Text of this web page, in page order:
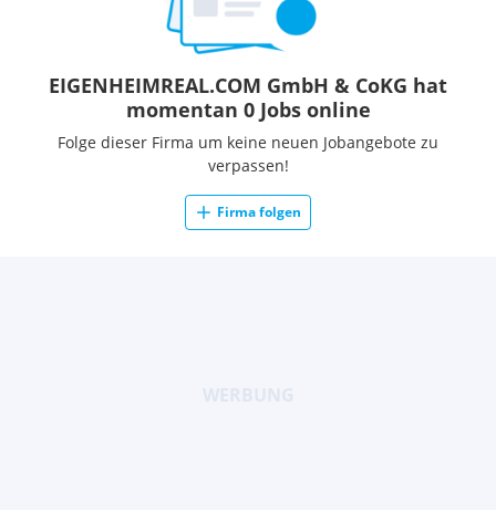
EIGENHEIMREAL.COM GmbH & CoKG hat
momentan 0 Jobs online
Folge dieser Firma um keine neuen Jobangebote zu
verpassen!
Firma folgen